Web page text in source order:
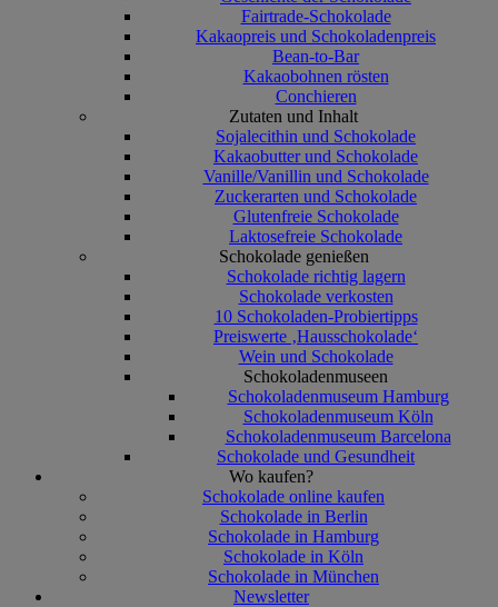
Fairtrade-Schokolade
Kakaopreis und Schokoladenpreis
Bean-to-Bar
Kakaobohnen rösten
Conchieren
Zutaten und Inhalt
Sojalecithin und Schokolade
Kakaobutter und Schokolade
Vanille/Vanillin und Schokolade
Zuckerarten und Schokolade
Glutenfreie Schokolade
Laktosefreie Schokolade
Schokolade genießen
Schokolade richtig lagern
Schokolade verkosten
10 Schokoladen-Probiertipps
Preiswerte ‚Hausschokolade‘
Wein und Schokolade
Schokoladenmuseen
Schokoladenmuseum Hamburg
Schokoladenmuseum Köln
Schokoladenmuseum Barcelona
Schokolade und Gesundheit
Wo kaufen?
Schokolade online kaufen
Schokolade in Berlin
Schokolade in Hamburg
Schokolade in Köln
Schokolade in München
Newsletter